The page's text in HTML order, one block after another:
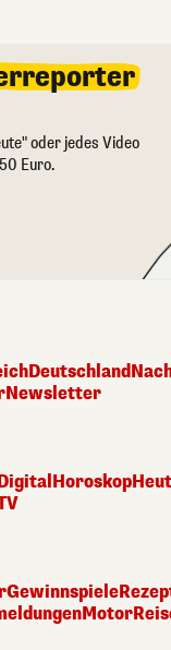
oder jedes Video
Euro.
Deutschland
Newsletter
Horoskop
Gewinnspiele
Motor